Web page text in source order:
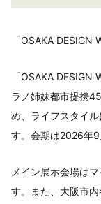
「OSAKA DESIGN
「OSAKA DESIGN
ラノ姉妹都市提携
め、ライフスタイ
す。会期は2026年9
メイン展示会場は
す。また、大阪市内